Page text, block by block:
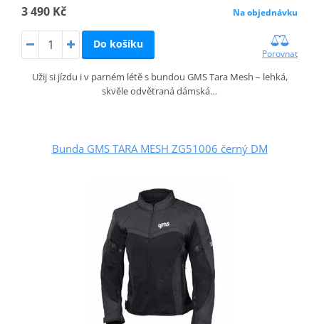
3 490 Kč Na objednávku
Do košíku
Porovnat
Užij si jízdu i v parném létě s bundou GMS Tara Mesh – lehká,
skvěle odvětraná dámská…
Bunda GMS TARA MESH ZG51006 černý DM